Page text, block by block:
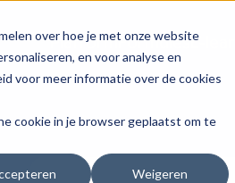
over hoe je met onze website
en voor analyse en
voor meer informatie over de cookies
cookie in je browser geplaatst om te
Weigeren
PlatformFormulesE-